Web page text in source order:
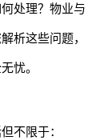
处理？物业与
析这些问题，
忧。
不限于：